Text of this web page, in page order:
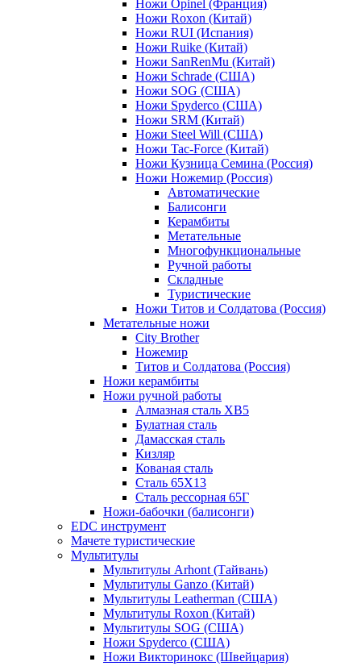
Ножи Opinel (Франция)
Ножи Roxon (Китай)
Ножи RUI (Испания)
Ножи Ruike (Китай)
Ножи SanRenMu (Китай)
Ножи Schrade (США)
Ножи SOG (США)
Ножи Spyderco (США)
Ножи SRM (Китай)
Ножи Steel Will (США)
Ножи Tac-Force (Китай)
Ножи Кузница Семина (Россия)
Ножи Ножемир (Россия)
Автоматические
Балисонги
Керамбиты
Метательные
Многофункциональные
Ручной работы
Складные
Туристические
Ножи Титов и Солдатова (Россия)
Метательные ножи
City Brother
Ножемир
Титов и Солдатова (Россия)
Ножи керамбиты
Ножи ручной работы
Алмазная сталь ХВ5
Булатная сталь
Дамасская сталь
Кизляр
Кованая сталь
Сталь 65Х13
Сталь рессорная 65Г
Ножи-бабочки (балисонги)
EDC инструмент
Мачете туристические
Мультитулы
Мультитулы Arhont (Тайвань)
Мультитулы Ganzo (Китай)
Мультитулы Leatherman (США)
Мультитулы Roxon (Китай)
Мультитулы SOG (США)
Ножи Spyderco (США)
Ножи Викторинокс (Швейцария)